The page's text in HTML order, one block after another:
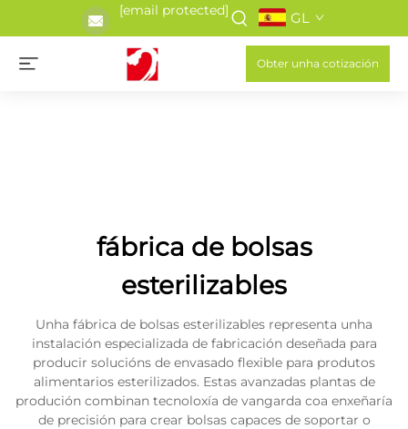
[email protected] GL
Obter unha cotización
fábrica de bolsas
esterilizables
Unha fábrica de bolsas esterilizables representa unha
instalación especializada de fabricación deseñada para
producir solucións de envasado flexible para produtos
alimentarios esterilizados. Estas avanzadas plantas de
produción combinan tecnoloxía de vangarda coa enxeñaría
de precisión para crear bolsas capaces de soportar o